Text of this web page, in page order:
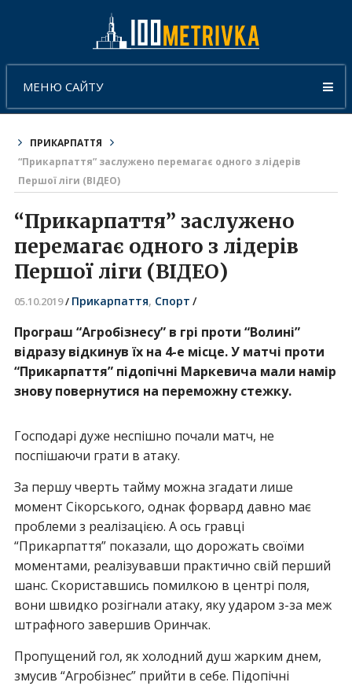
МЕНЮ САЙТУ
ПРИКАРПАТТЯ
“Прикарпаття” заслужено перемагає одного з лідерів
Першої ліги (ВІДЕО)
“Прикарпаття” заслужено
перемагає одного з лідерів
Першої ліги (ВІДЕО)
05.10.2019/ Прикарпаття, Спорт /
Програш “Агробізнесу” в грі проти “Волині”
відразу відкинув їх на 4-е місце. У матчі проти
“Прикарпаття” підопічні Маркевича мали намір
знову повернутися на переможну стежку.
Господарі дуже неспішно почали матч, не
поспішаючи грати в атаку.
За першу чверть тайму можна згадати лише
момент Сікорського, однак форвард давно має
проблеми з реалізацією. А ось гравці
“Прикарпаття” показали, що дорожать своїми
моментами, реалізувавши практично свій перший
шанс. Скориставшись помилкою в центрі поля,
вони швидко розігнали атаку, яку ударом з-за меж
штрафного завершив Оринчак.
Пропущений гол, як холодний душ жарким днем,
змусив “Агробізнес” прийти в себе. Підопічні